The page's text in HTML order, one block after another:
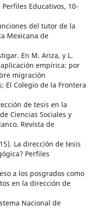
Educativos, 10-
del tutor de la
Mexicana de
En M. Ariza, y L.
empírica: por
migración
El Colegio de la Frontera
de tesis en la
Ciencias Sociales y
Revista de
La dirección de tesis
Perfiles
a los posgrados como
en la dirección de
Nacional de